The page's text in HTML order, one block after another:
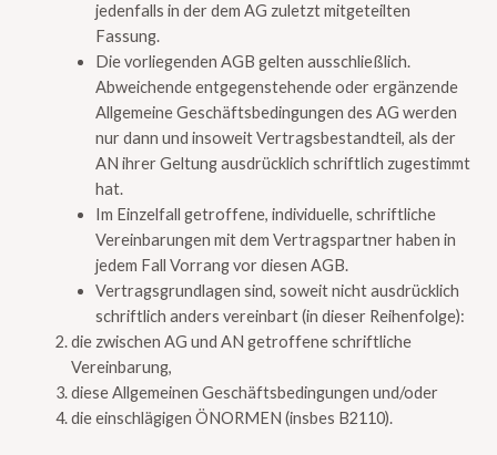
jedenfalls in der dem AG zuletzt mitgeteilten
Fassung.
Die vorliegenden AGB gelten ausschließlich.
Abweichende entgegenstehende oder ergänzende
Allgemeine Geschäftsbedingungen des AG werden
nur dann und insoweit Vertragsbestandteil, als der
AN ihrer Geltung ausdrücklich schriftlich zugestimmt
hat.
Im Einzelfall getroffene, individuelle, schriftliche
Vereinbarungen mit dem Vertragspartner haben in
jedem Fall Vorrang vor diesen AGB.
Vertragsgrundlagen sind, soweit nicht ausdrücklich
schriftlich anders vereinbart (in dieser Reihenfolge):
die zwischen AG und AN getroffene schriftliche
Vereinbarung,
diese Allgemeinen Geschäftsbedingungen und/oder
die einschlägigen ÖNORMEN (insbes B2110).